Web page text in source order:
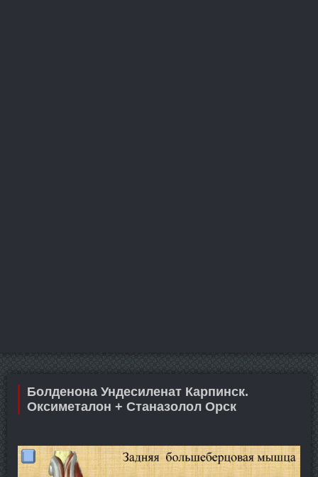
Болденона Ундесиленат Карпинск.
Оксиметалон + Станазолол Орск